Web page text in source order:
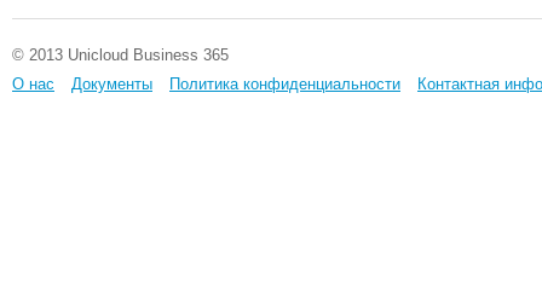
© 2013 Unicloud Business 365
О нас
Документы Политика конфиденциальности Контактная